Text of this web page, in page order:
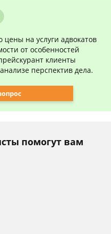
на услуги адвокатов
от особенностей
клиенты
перспектив дела.
помогут вам